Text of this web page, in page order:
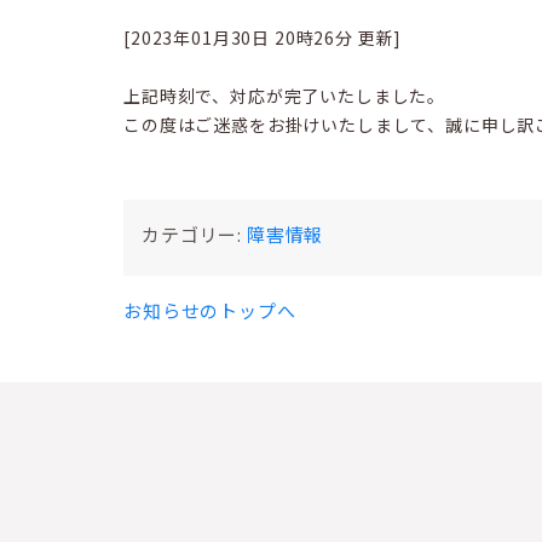
[2023年01月30日 20時26分 更新]
上記時刻で、対応が完了いたしました。
この度はご迷惑をお掛けいたしまして、誠に申し
カテゴリー: 障害情報
お知らせのトップへ